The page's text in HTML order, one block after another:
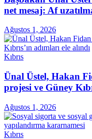
net mesaj: Af
Ağustos 1, 2026
Kıbrıs
Ünal Üstel, Hakan
projesi ve Güney
Ağustos 1, 2026
Kıbrıs